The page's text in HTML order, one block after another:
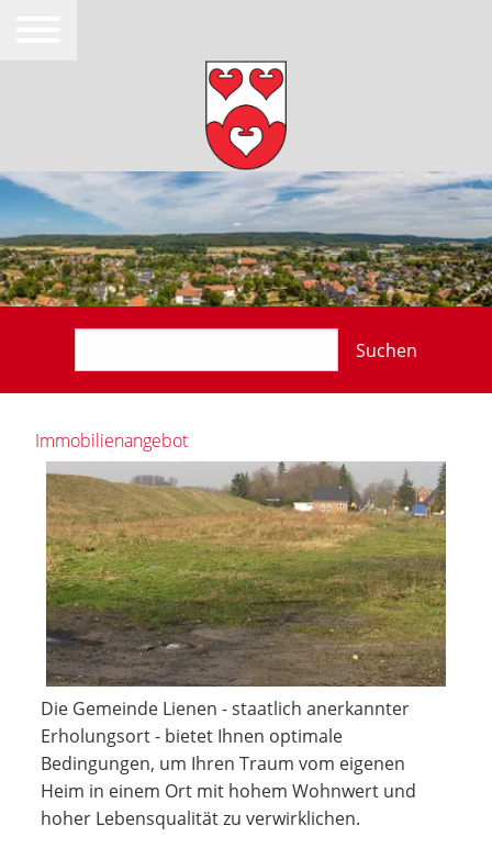
Suchen
Immobilienangebot
Die Gemeinde Lienen - staatlich anerkannter
Erholungsort - bietet Ihnen optimale
Bedingungen, um Ihren Traum vom eigenen
Heim in einem Ort mit hohem Wohnwert und
hoher Lebensqualität zu verwirklichen.